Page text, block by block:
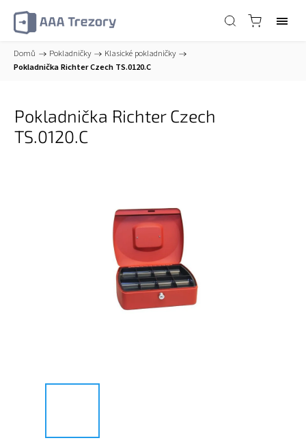
Domů / Pokladničky / Klasické pokladničky /
Pokladnička Richter Czech TS.0120.C
Pokladnička Richter Czech
TS.0120.C